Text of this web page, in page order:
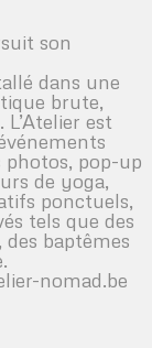
son
dans une
brute,
est
photos, pop-up
de yoga,
ponctuels,
tels que des
baptêmes
nomad.be